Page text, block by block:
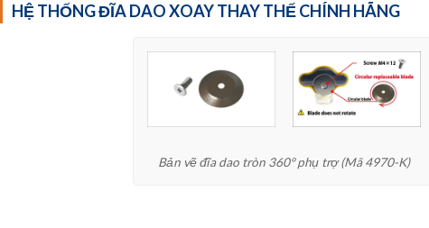
HỆ THỐNG ĐĨA DAO XOAY THAY THẾ CHÍNH HÃNG
Bản vẽ đĩa dao tròn 360° phụ trợ (Mã 4970-K)